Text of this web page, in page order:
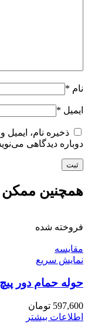
نام *
ایمیل *
ذخیره نام،
دوباره دیدگاهی
همچنین
فروخته شده
مقايسه
نمایش سریع
حوله حمام دور پیچ
597,600 تومان
اطلاعات بیشتر